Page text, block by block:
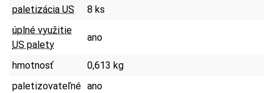
paletizácia US
8 ks
úplné využitie
US palety
ano
hmotnosť
0,613 kg
paletizovateľné ano